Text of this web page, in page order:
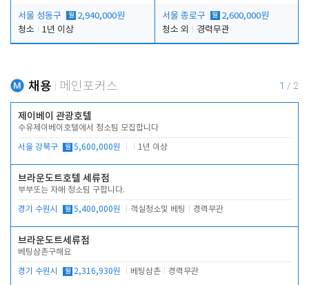
서울 성동구 월 2,940,000원
청소
1년 이상
서울 종로구 월 2,600,000원
청소 외
경력무관
채용 메인포커스 1 / 2
제이베이 관광호텔
수유제이베이호텔에서 청소팀 모집합니다
서울 강북구 월 5,600,000원 1년 이상
브라운도트호텔 세류점
부부또는 자매 청소팀 구합니다.
경기 수원시 월 5,400,000원 객실청소및 베팅 경력무관
브라운도트세류점
베팅삼촌구해요
경기 수원시 월 2,316,930원 베팅삼촌 경력무관